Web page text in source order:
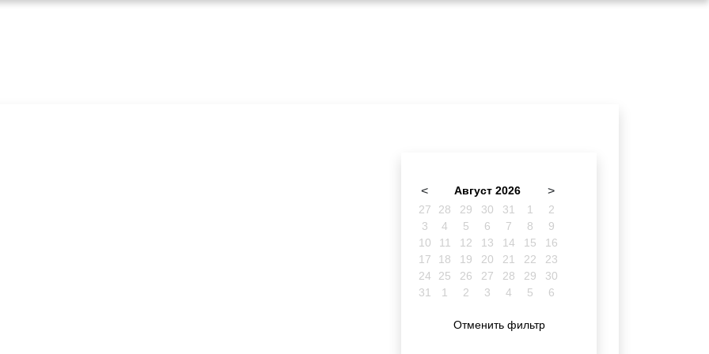
< Август 2026 >
27 28 29 30 31 1
2
3
4 5 6 7 8
9
10
11 12 13 14 15
16
17
18 19 20 21 22
23
24
25 26 27 28 29
30
31
1 2 3 4 5 6
Отменить фильтр